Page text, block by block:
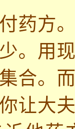
药方
。用
合。
让大